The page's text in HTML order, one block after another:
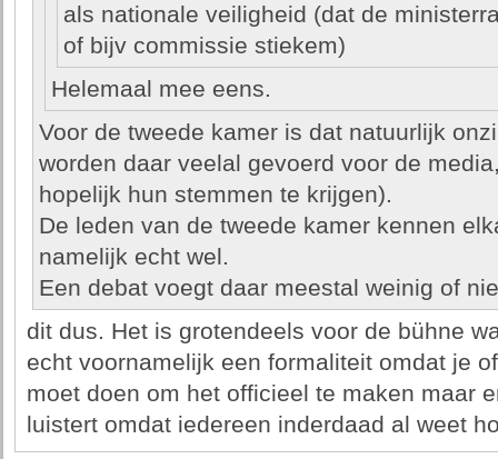
als nationale veiligheid (dat de
of bijv commissie stiekem)
Helemaal mee eens.
Voor de tweede kamer is dat natuurlijk
worden daar veelal gevoerd voor de
hopelijk hun stemmen te krijgen).
De leden van de tweede kamer kennen
namelijk echt wel.
Een debat voegt daar meestal weinig of
dit dus. Het is grotendeels voor de bühne
echt voornamelijk een formaliteit omdat je
moet doen om het officieel te maken maar
luistert omdat iedereen inderdaad al weet